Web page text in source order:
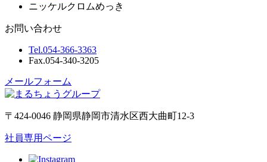
ニッケルクロムめっき
お問い合わせ
Tel.054-366-3363
Fax.054-340-3205
メールフォーム
〒424-0046 静岡県静岡市清水区西大曲町12-3
社員専用ページ